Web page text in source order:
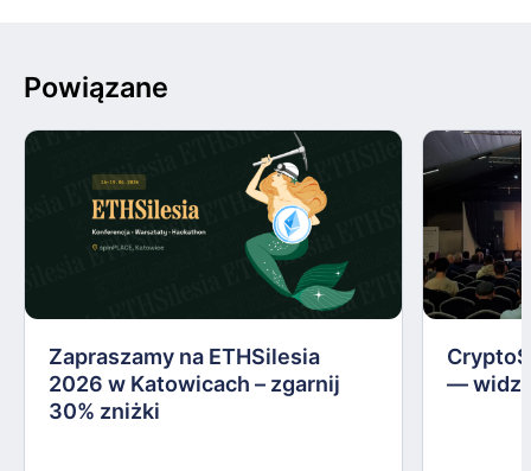
Powiązane
Zapraszamy na ETHSilesia
2026 w Katowicach – zgarnij
30% zniżki
—